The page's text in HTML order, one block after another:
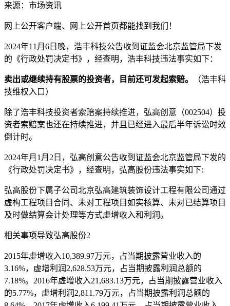
来源：市场资讯
网上公开客户端、 网上公开首页都能找到我们！
2024年11月6日晚，浩丰科技公告收到证监会北京监管局下发
的《行政处罚决定书》，经查明，浩丰科技违法事实如下：
卖出或继续持有股票的投资者，目前还可发起索赔。
（浩丰科
技维权入口）
除了浩丰科技投资者索赔案持续推进，弘高创意（002504）投
资者索赔案也还在持续推进，并且已经进入最后半年诉讼时效
倒计时。
2024年月1月2日，弘高创意公告收到证监会北京监管局下发的
《行政处罚决定书》，经查明，弘高股份违法事实如下:
弘高股份下属子公司北京弘高建筑装饰设计工程有限公司通过
虚构工程项目合同、未对工程项目如实核算、未对已结算项目
及时做结算会计处理等方式虚增收入和利润。
相关事项导致弘高股份2
2015年虚增收入10,389.97万元，占当期披露营业收入的
3.16%，虚增利润2,628.53万元，占当期披露利润总额的
7.18%。2016年虚增收入21,683.13万元，占当期披露营业收入
的5.77%，虚增利润2,811.79万元，占当期披露利润总额的